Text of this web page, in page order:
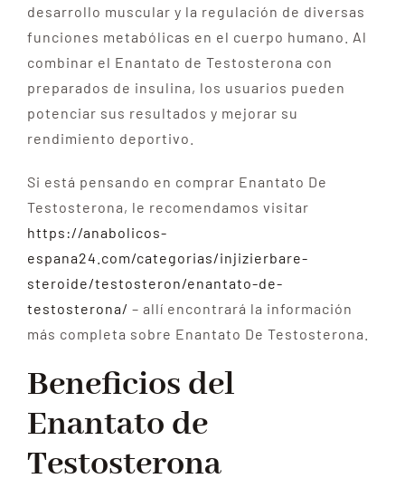
desarrollo muscular y la regulación de diversas
funciones metabólicas en el cuerpo humano. Al
combinar el Enantato de Testosterona con
preparados de insulina, los usuarios pueden
potenciar sus resultados y mejorar su
rendimiento deportivo.
Si está pensando en comprar Enantato De
Testosterona, le recomendamos visitar
https://anabolicos-
espana24.com/categorias/injizierbare-
steroide/testosteron/enantato-de-
testosterona/ – allí encontrará la información
más completa sobre Enantato De Testosterona.
Beneficios del
Enantato de
Testosterona